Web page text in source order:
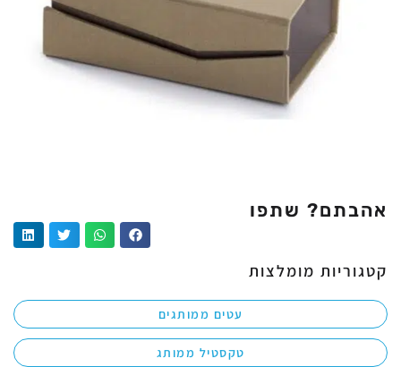
קטגוריות מומלצות
עטים ממותגים
טקסטיל ממותג
אהבתם? שתפו